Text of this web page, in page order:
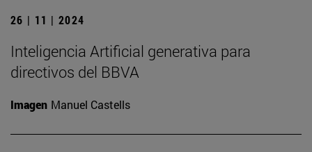
26 | 11 | 2024
Inteligencia Artificial generativa para
directivos del BBVA
Imagen Manuel Castells